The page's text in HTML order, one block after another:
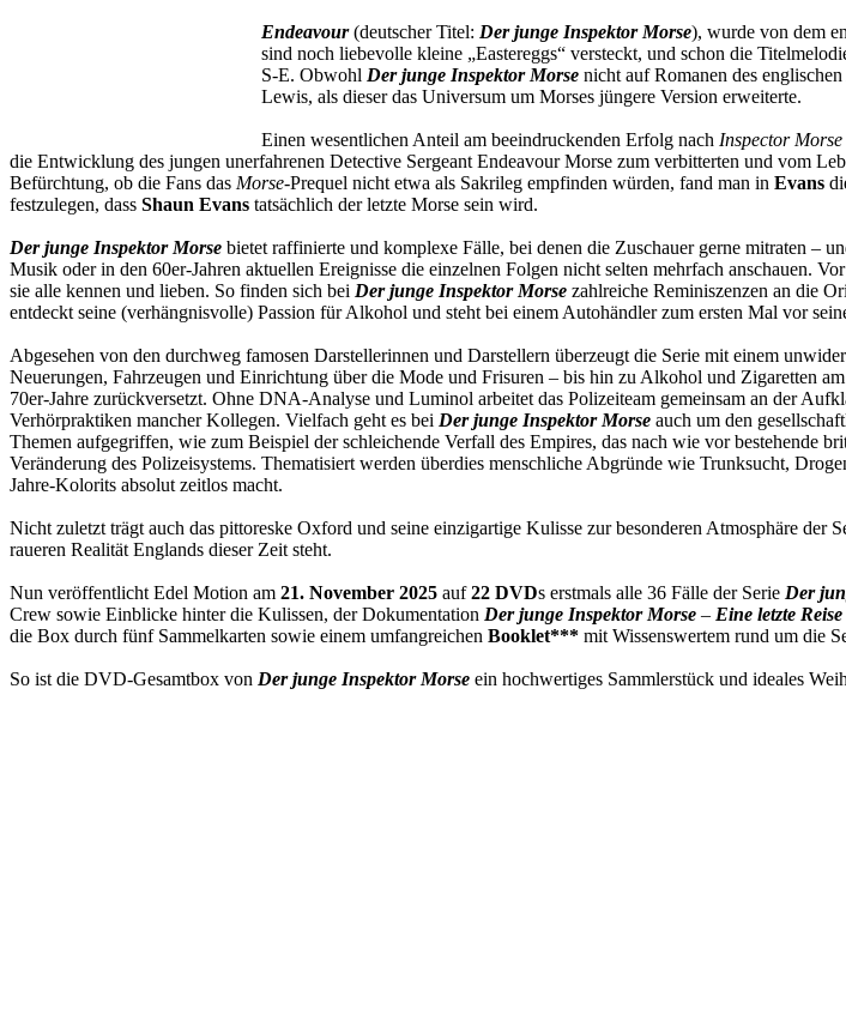
Endeavour(deutscher Titel: Der junge Inspektor Morse), wurde von dem
sind noch liebevolle kleine „Eastereggs“ versteckt, und schon die
S-E. Obwohl Der junge Inspektor Morse nicht auf Romanen des
Lewis, als dieser das Universum um Morses jüngere Version erweiterte.
Einen wesentlichen Anteil am beeindruckenden Erfolg nach Inspector Morse
die Entwicklung des jungen unerfahrenen Detective Sergeant Endeavour Morse zum verbitterten und vom
Befürchtung, ob die Fans das Morse-Prequel nicht etwa als Sakrileg empfinden würden, fand man in Evans
festzulegen, dass Shaun Evans tatsächlich der letzte Morse sein wird.
Der junge Inspektor Morse bietet raffinierte und komplexe Fälle, bei denen die Zuschauer gerne mitraten –
Musik oder in den 60er-Jahren aktuellen Ereignisse die einzelnen Folgen nicht selten mehrfach anschauen.
sie alle kennen und lieben. So finden sich bei Der junge Inspektor Morse zahlreiche Reminiszenzen an die
entdeckt seine (verhängnisvolle) Passion für Alkohol und steht bei einem Autohändler zum ersten Mal vor
Abgesehen von den durchweg famosen Darstellerinnen und Darstellern überzeugt die Serie mit einem
Neuerungen, Fahrzeugen und Einrichtung über die Mode und Frisuren – bis hin zu Alkohol und Zigaretten
70er-Jahre zurückversetzt. Ohne DNA-Analyse und Luminol arbeitet das Polizeiteam gemeinsam an der
Verhörpraktiken mancher Kollegen. Vielfach geht es bei Der junge Inspektor Morse auch um den
Themen aufgegriffen, wie zum Beispiel der schleichende Verfall des Empires, das nach wie vor bestehende
Veränderung des Polizeisystems. Thematisiert werden überdies menschliche Abgründe wie Trunksucht,
Jahre-Kolorits absolut zeitlos macht.
Nicht zuletzt trägt auch das pittoreske Oxford und seine einzigartige Kulisse zur besonderen Atmosphäre
raueren Realität Englands dieser Zeit steht.
Nun veröffentlicht Edel Motion am 21. November 2025 auf22 DVDs erstmals alle 36 Fälle der Serie Der
Crew sowie Einblicke hinter die Kulissen, der Dokumentation Der junge Inspektor Morse – Eine letzte Reise
die Box durch fünf Sammelkarten sowie einem umfangreichen Booklet*** mit Wissenswertem rund um die
So ist die DVD-Gesamtbox von Der junge Inspektor Morse ein hochwertiges Sammlerstück und ideales